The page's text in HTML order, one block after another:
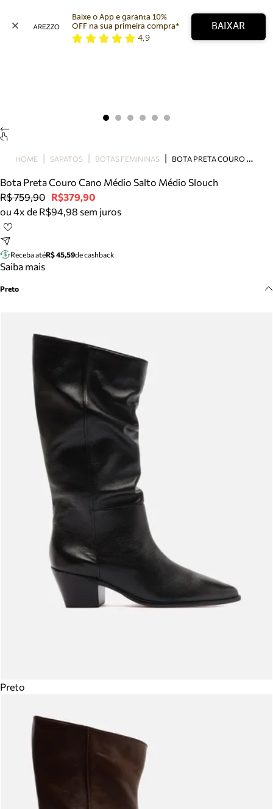
Bolsa
Tamanco
Tênis
Mule
Tire dúvidas sobre pedidos, devoluções e mais.
Baixe o App e garanta 10%
OFF na sua primeira compra*
4,9
BAIXAR
HOME SAPATOS BOTAS FEMININAS B
OTA PRETA COURO CANO MÉDIO SALTO MÉDIO SLOUCH
Bota Preta Couro Cano Médio Salto Médio Slouch
R$ 759,90 R$379,90
ou 4x de R$94,98 sem juros
Receba atéR$ 45,59de cashback
Saiba mais
Preto
Preto